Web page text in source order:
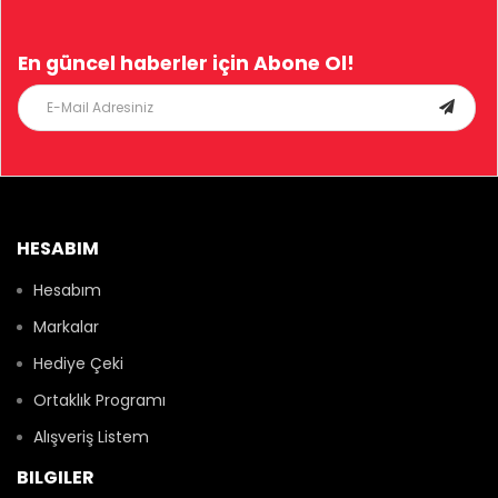
En güncel haberler için Abone Ol!
HESABIM
Hesabım
Markalar
Hediye Çeki
Ortaklık Programı
Alışveriş Listem
BILGILER